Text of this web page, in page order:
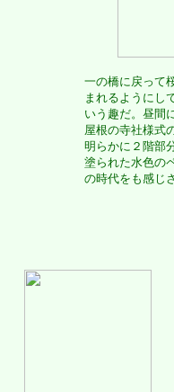
一の橋に戻って
まれるようにし
いう趣だ。昼間
屋根の寺社様式
明らかに２階部
塗られた水色の
の時代をも感じ